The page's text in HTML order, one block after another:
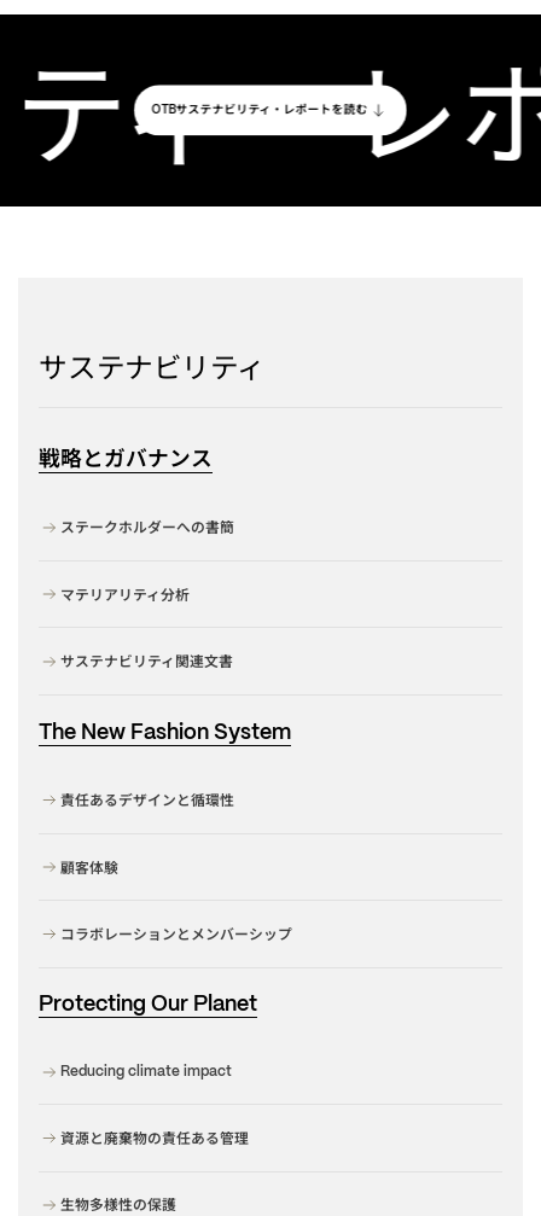
・レポ
OTBサステナビリティ・レポートを読む
サステナビリティ
戦略とガバナンス
ステークホルダーへの書簡
マテリアリティ分析
サステナビリティ関連文書
The New Fashion System
責任あるデザインと循環性
顧客体験
コラボレーションとメンバーシップ
Protecting Our Planet
Reducing climate impact
資源と廃棄物の責任ある管理
生物多様性の保護